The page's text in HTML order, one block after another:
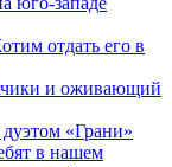
отдать его в
и оживающий
«Грани»
в нашем